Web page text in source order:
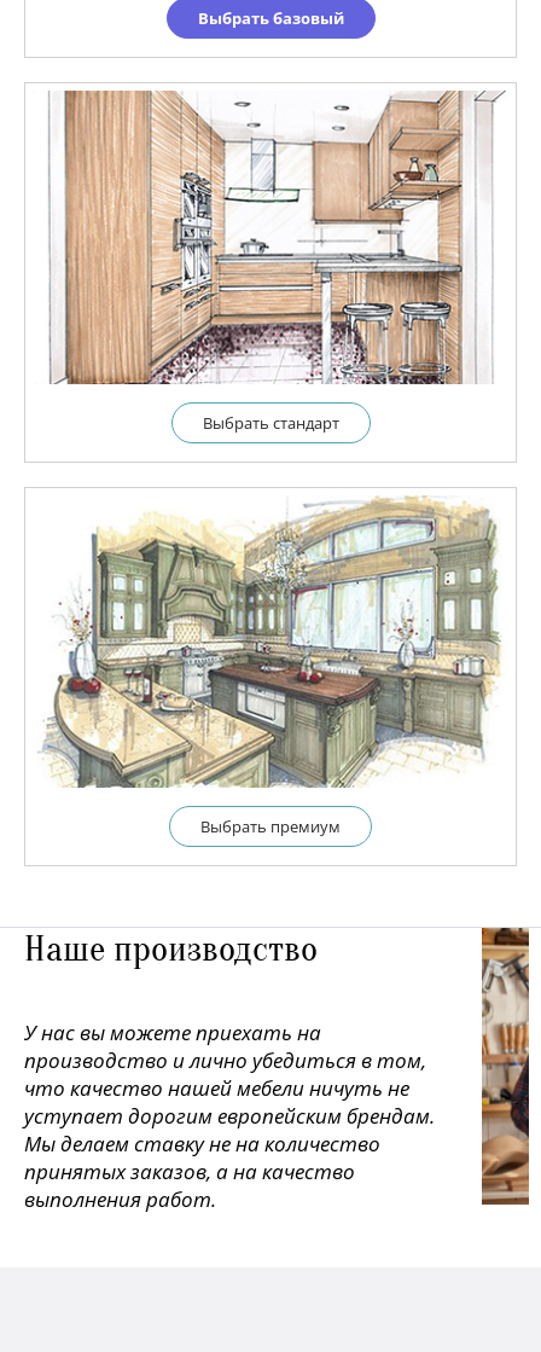
Выбрать базовый
Выбрать cтандарт
Выбрать премиум
Наше производство
У нас вы можете приехать на
производство и лично убедиться в том,
что качество нашей мебели ничуть не
уступает дорогим европейским брендам.
Мы делаем ставку не на количество
принятых заказов, а на качество
выполнения работ.